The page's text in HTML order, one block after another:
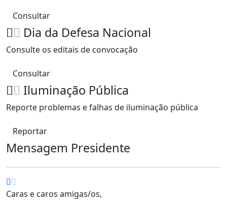
Consultar
Dia da Defesa Nacional
Consulte os editais de convocação
Consultar
Iluminação Pública
Reporte problemas e falhas de iluminação pública
Reportar
Mensagem Presidente
Caras e caros amigas/os,